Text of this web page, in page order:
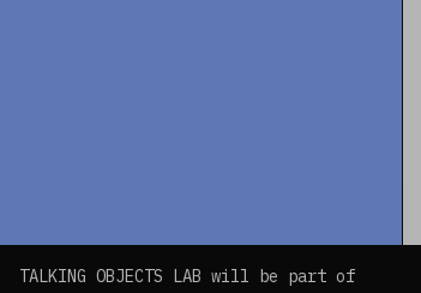
TALKING OBJECTS LAB will be part of